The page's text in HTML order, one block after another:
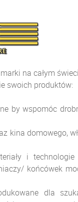
na całym
swoich produktów:
wspomóc
kina domowego,
i
końcówek
dla